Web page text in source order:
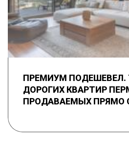
ПРЕМИУМ
ДОРОГИХ КВАРТИР
ПРОДАВАЕМЫХ ПРЯМО